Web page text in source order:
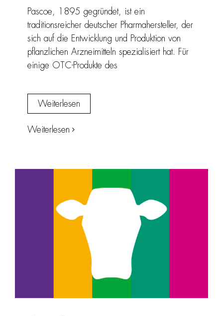
Pascoe, 1895 gegründet, ist ein
traditionsreicher deutscher Pharmahersteller, der
sich auf die Entwicklung und Produktion von
pflanzlichen Arzneimitteln spezialisiert hat. Für
einige OTC-Produkte des
Weiterlesen
Weiterlesen